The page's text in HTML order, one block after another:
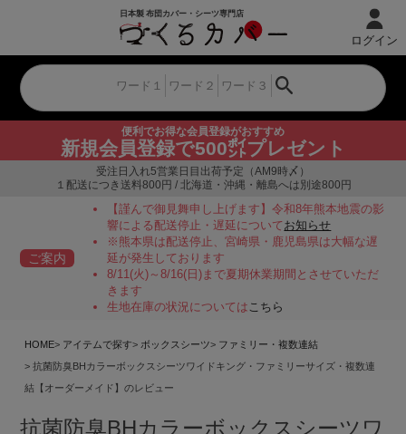
便利でお得な会員登録がおすすめ
新規会員登録で500㌽プレゼント
ログイン
受注日入れ5営業日目出荷予定（AM9時〆）
１配送につき送料800円 / 北海道・沖縄・離島へは別途800円
ご案内
【謹んで御見舞申し上げます】令和8年熊本地震の影
響による配送停止・遅延についてお知らせ
※熊本県は配送停止、宮崎県・鹿児島県は大幅な遅
延が発生しております
8/11(火)～8/16(日)まで夏期休業期間とさせていただ
きます
生地在庫の状況についてはこちら
HOME アイテムで探す ボックスシーツ
ファミリー・複数連結
抗菌防臭BHカラーボックスシーツワイドキング・ファミリーサイズ・複数連
結【オーダーメイド】のレビュー
抗菌防臭BHカラーボックスシーツワ